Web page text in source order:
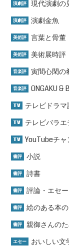
演劇評 現代演劇
演劇評 演劇金魚
美術評 言葉と骨
美術評 美術展時
音楽評 寅間心閑の
音楽評 ONGAKU &
TV テレビドラマ
TV テレビバラ
TV YouTubeチ
書評 小説
書評 詩書
書評 評論・エセー
書評 絵のある本
書評 親御さんの
エセー おいしい